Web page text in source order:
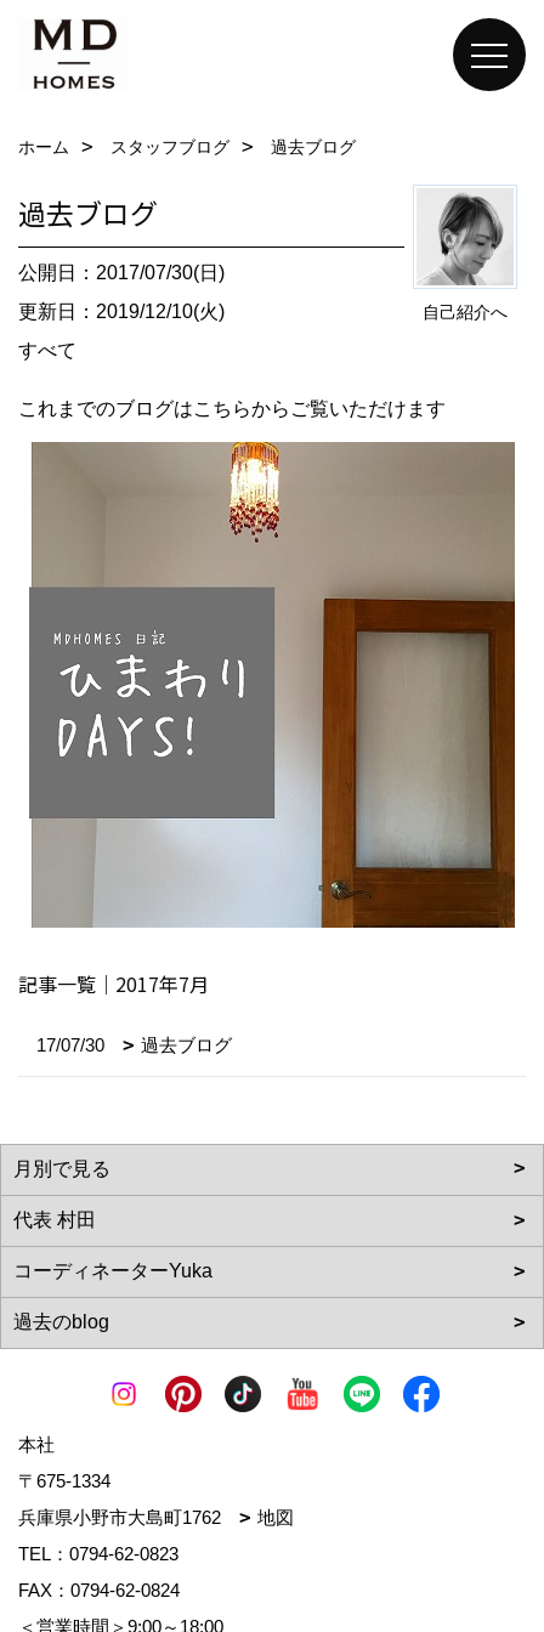
ホーム スタッフブログ 過去ブログ
自己紹介へ
過去ブログ
公開日：2017/07/30(日)
更新日：2019/12/10(火)
すべて
これまでのブログはこちらからご覧いただけます
記事一覧｜2017年7月
17/07/30 過去ブログ
本社
〒675-1334
兵庫県小野市大島町1762
地図
TEL： 0794-62-0823
FAX：0794-62-0824
＜営業時間＞9:00～18:00